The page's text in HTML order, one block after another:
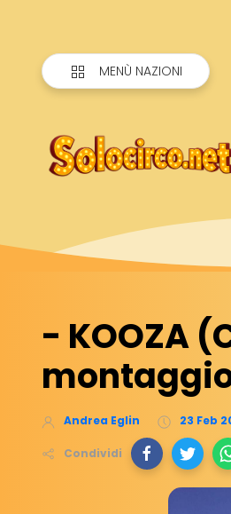
MENÙ NAZIONI
- KOOZA
Andrea Eglin 23 Feb
Condividi